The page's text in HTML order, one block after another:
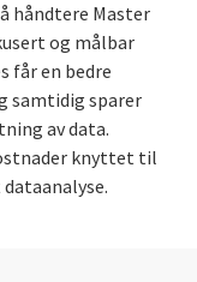
håndtere Master
og målbar
får en bedre
samtidig sparer
av data.
knyttet til